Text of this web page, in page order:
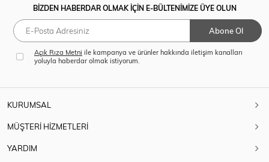
BİZDEN HABERDAR OLMAK İÇİN E-BÜLTENİMİZE ÜYE OLUN
Abone Ol
Açık Rıza Metni ile kampanya ve ürünler hakkında iletişim kanalları
yoluyla haberdar olmak istiyorum.
KURUMSAL
MÜŞTERİ HİZMETLERİ
YARDIM